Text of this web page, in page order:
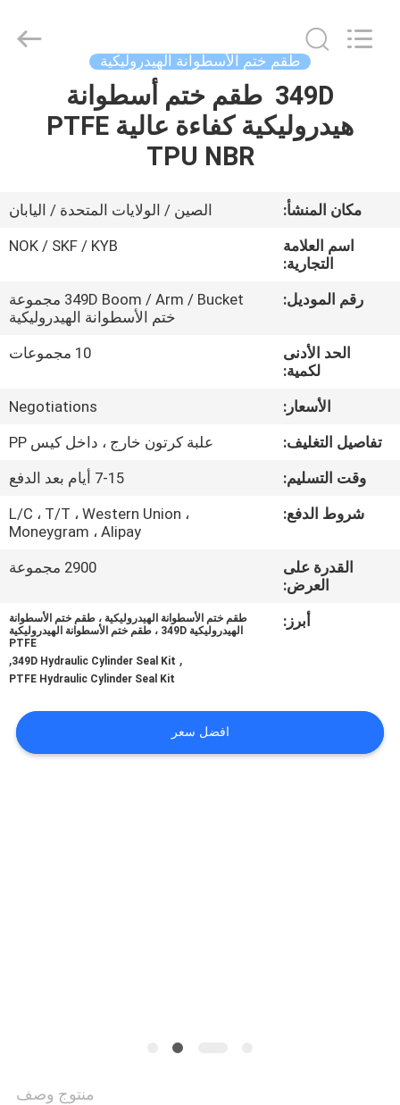
حول
جولة
المعمل
الجودة
اتصل
طلب
اقتباس
طقم ختم الأسطوانة الهيدروليكية
349D طقم ختم أسطوانة
هيدروليكية كفاءة عالية PTFE
TPU NBR
مكان المنشأ:
الصين / الولايات المتحدة / اليابان
اسم العلامة
التجارية:
NOK / SKF / KYB
رقم الموديل:
349D Boom / Arm / Bucket مجموعة
ختم الأسطوانة الهيدروليكية
الحد الأدنى
لكمية:
10 مجموعات
الأسعار:
Negotiations
تفاصيل التغليف:
علبة كرتون خارج ، داخل كيس PP
وقت التسليم:
7-15 أيام بعد الدفع
شروط الدفع:
L/C ، T/T ، Western Union ،
Moneygram ، Alipay
القدرة على
العرض:
2900 مجموعة
أبرز:
طقم ختم الأسطوانة الهيدروليكية ، طقم ختم الأسطوانة
الهيدروليكية 349D ، طقم ختم الأسطوانة الهيدروليكية
PTFE
,
349D Hydraulic Cylinder Seal Kit
,
PTFE Hydraulic Cylinder Seal Kit
افضل سعر
منتوج وصف